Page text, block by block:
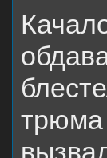
трюма